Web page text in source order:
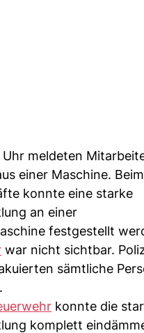
Uhr meldeten
einer Maschine.
konnte eine starke
an einer
festgestellt
war nicht sichtbar.
sämtliche
konnte die
komplett